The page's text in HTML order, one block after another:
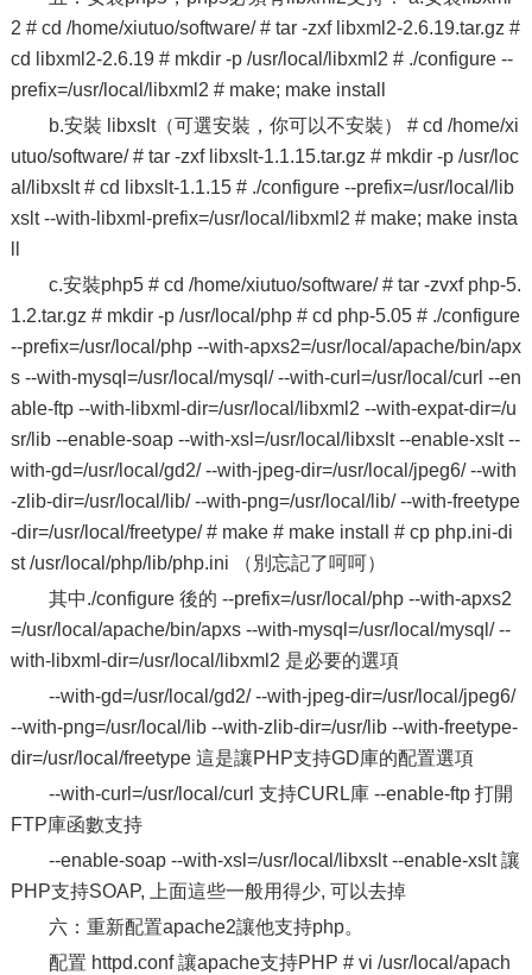
2 # cd /home/xiutuo/software/ # tar -zxf libxml2-2.6.19.tar.gz #
cd libxml2-2.6.19 # mkdir -p /usr/local/libxml2 # ./configure --
prefix=/usr/local/libxml2 # make; make install
b.安裝 libxslt（可選安裝，你可以不安裝） # cd /home/xi
utuo/software/ # tar -zxf libxslt-1.1.15.tar.gz # mkdir -p /usr/loc
al/libxslt # cd libxslt-1.1.15 # ./configure --prefix=/usr/local/lib
xslt --with-libxml-prefix=/usr/local/libxml2 # make; make insta
c.安裝php5 # cd /home/xiutuo/software/ # tar -zvxf php-5.
1.2.tar.gz # mkdir -p /usr/local/php # cd php-5.05 # ./configure
--prefix=/usr/local/php --with-apxs2=/usr/local/apache/bin/apx
s --with-mysql=/usr/local/mysql/ --with-curl=/usr/local/curl --en
able-ftp --with-libxml-dir=/usr/local/libxml2 --with-expat-dir=/u
sr/lib --enable-soap --with-xsl=/usr/local/libxslt --enable-xslt --
with-gd=/usr/local/gd2/ --with-jpeg-dir=/usr/local/jpeg6/ --with
-zlib-dir=/usr/local/lib/ --with-png=/usr/local/lib/ --with-freetype
-dir=/usr/local/freetype/ # make # make install # cp php.ini-di
st /usr/local/php/lib/php.ini （別忘記了呵呵）
其中./configure 後的 --prefix=/usr/local/php --with-apxs2
=/usr/local/apache/bin/apxs --with-mysql=/usr/local/mysql/ --
with-libxml-dir=/usr/local/libxml2 是必要的選項
--with-gd=/usr/local/gd2/ --with-jpeg-dir=/usr/local/jpeg6/
--with-png=/usr/local/lib --with-zlib-dir=/usr/lib --with-freetype-
dir=/usr/local/freetype 這是讓PHP支持GD庫的配置選項
--with-curl=/usr/local/curl 支持CURL庫 --enable-ftp 打開
FTP庫函數支持
--enable-soap --with-xsl=/usr/local/libxslt --enable-xslt 讓
PHP支持SOAP, 上面這些一般用得少, 可以去掉
六：重新配置apache2讓他支持php。
配置 httpd.conf 讓apache支持PHP # vi /usr/local/apach